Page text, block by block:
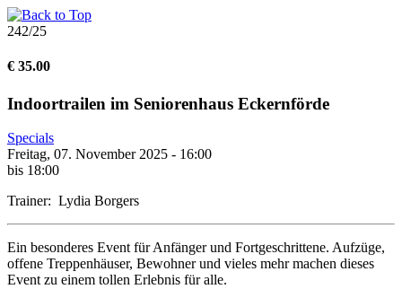
242/25
€ 35.00
Indoortrailen im Seniorenhaus Eckernförde
Specials
Freitag, 07. November 2025 - 16:00
bis 18:00
Trainer: Lydia Borgers
Ein besonderes Event für Anfänger und Fortgeschrittene. Aufzüge,
offene Treppenhäuser, Bewohner und vieles mehr machen dieses
Event zu einem tollen Erlebnis für alle.